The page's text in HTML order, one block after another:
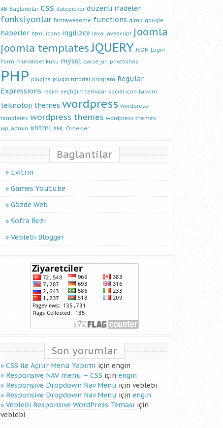
AB Baglantilar css datepicker düzenli ifadeler
fonksiyonlar fontawesome functions gimp google
haberler html icons ingilizce Java javascript joomla
joomla templatesJQUERY JSON Login
Form muhabbet kusu mysql parse_url photoshop
PHP plugins plugin tutorial program Regular
Expressions resim seçtiğim temalar social icon takvim
teknoloji themes wordpress wordpress
templates wordpress themes wordpress themes
wp_admin xhtml XML Örnekler
Baglantilar
Evitrin
Games Youtube
Gözde Web
Sofra Bezi
Veblebi Blogger
Son yorumlar
CSS ile Açılır Menü Yapımı için engin
Responsive NAV menu – CSS için engin
Responsive Dropdown Nav Menu için veblebi
Responsive Dropdown Nav Menu için engin
Veblebi Responsive WordPress Teması için
veblebi